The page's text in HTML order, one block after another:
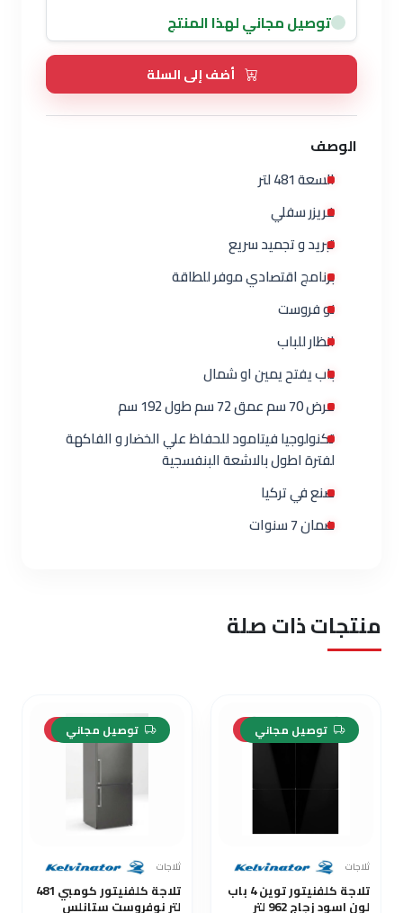
توصيل مجاني لهذا المنتج
أضف إلى السلة
الوصف
السعة 481 لتر
فريزر سفلي
تبريد و تجميد سريع
برنامج اقتصادي موفر للطاقة
نو فروست
انظار للباب
باب يفتح يمين او شمال
عرض 70 سم عمق 72 سم طول 192 سم
تكنولوجيا فيتامود للحفاظ علي الخضار و الفاكهة
لفترة اطول بالاشعة البنفسجية
صنع في تركيا
ضمان 7 سنوات
منتجات ذات صلة
-13%
توصيل مجاني
ثلاجات
تلاجة كلفنيتور توين 4 باب
لون اسود زجاج 962 لتر
-10%
توصيل مجاني
ثلاجات
تلاجة كلفنيتور كومبي 481
لتر نوفروست ستانلس